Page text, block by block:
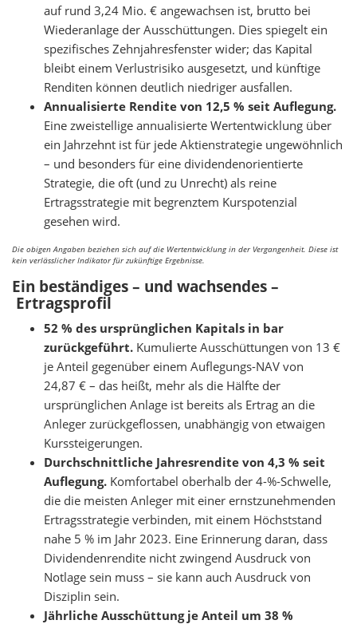
auf rund 3,24 Mio. € angewachsen ist, brutto bei
Wiederanlage der Ausschüttungen. Dies spiegelt ein
spezifisches Zehnjahresfenster wider; das Kapital
bleibt einem Verlustrisiko ausgesetzt, und künftige
Renditen können deutlich niedriger ausfallen.
Annualisierte Rendite von 12,5 % seit Auflegung.
Eine zweistellige annualisierte Wertentwicklung über
ein Jahrzehnt ist für jede Aktienstrategie ungewöhnlich
– und besonders für eine dividendenorientierte
Strategie, die oft (und zu Unrecht) als reine
Ertragsstrategie mit begrenztem Kurspotenzial
gesehen wird.
Die obigen Angaben beziehen sich auf die Wertentwicklung in der Vergangenheit. Diese ist
kein verlässlicher Indikator für zukünftige Ergebnisse.
Ein beständiges – und wachsendes –
Ertragsprofil
52 % des ursprünglichen Kapitals in bar
zurückgeführt. Kumulierte Ausschüttungen von 13 €
je Anteil gegenüber einem Auflegungs-NAV von
24,87 € – das heißt, mehr als die Hälfte der
ursprünglichen Anlage ist bereits als Ertrag an die
Anleger zurückgeflossen, unabhängig von etwaigen
Kurssteigerungen.
Durchschnittliche Jahresrendite von 4,3 % seit
Auflegung. Komfortabel oberhalb der 4-%-Schwelle,
die die meisten Anleger mit einer ernstzunehmenden
Ertragsstrategie verbinden, mit einem Höchststand
nahe 5 % im Jahr 2023. Eine Erinnerung daran, dass
Dividendenrendite nicht zwingend Ausdruck von
Notlage sein muss – sie kann auch Ausdruck von
Disziplin sein.
Jährliche Ausschüttung je Anteil um 38 %